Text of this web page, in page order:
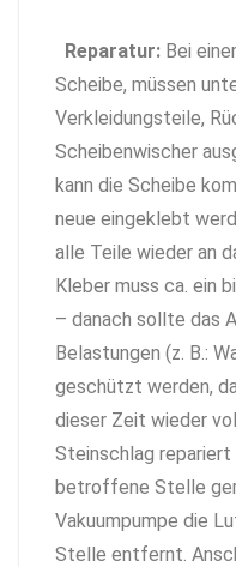
Reparatur: Bei
Scheibe, müssen
Verkleidungsteile,
Scheibenwischer
kann die Scheibe
neue eingeklebt
alle Teile wieder an
Kleber muss ca. ein
– danach sollte das
Belastungen (z. B.:
geschützt werden,
dieser Zeit wieder
Steinschlag repariert
betroffene Stelle
Vakuumpumpe die
Stelle entfernt.